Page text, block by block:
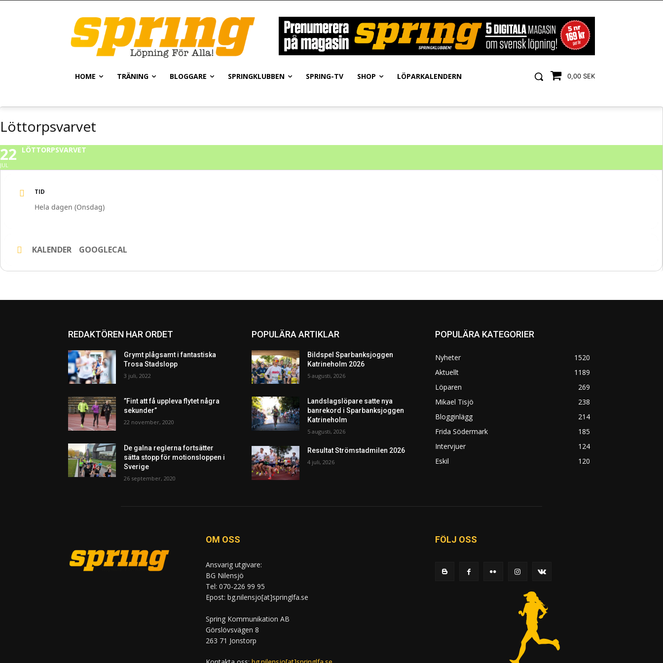
0,00 SEK
HOME TRÄNING BLOGGARE SPRINGKLUBBEN SPRING-TV SHOP LÖPARKALENDERN
Löttorpsvarvet
22
JUL
LÖTTORPSVARVET
TID
Hela dagen (Onsdag)
KALENDER GOOGLECAL
REDAKTÖREN HAR ORDET
Grymt plågsamt i fantastiska
Trosa Stadslopp
3 juli, 2022
”Fint att få uppleva flytet några
sekunder”
22 november, 2020
De galna reglerna fortsätter
sätta stopp för motionsloppen i
Sverige
26 september, 2020
POPULÄRA ARTIKLAR
Bildspel Sparbanksjoggen
Katrineholm 2026
5 augusti, 2026
Landslagslöpare satte nya
banrekord i Sparbanksjoggen
Katrineholm
5 augusti, 2026
Resultat Strömstadmilen 2026
4 juli, 2026
POPULÄRA KATEGORIER
Nyheter
1520
Aktuellt
1189
Löparen
269
Mikael Tisjö
238
Blogginlägg
214
Frida Södermark
185
Intervjuer
124
Eskil
120
OM OSS
Ansvarig utgivare:
BG Nilensjö
Tel: 070-226 99 95
Epost: bg.nilensjo[at]springlfa.se
Spring Kommunikation AB
Görslövsvägen 8
263 71 Jonstorp
FÖLJ OSS